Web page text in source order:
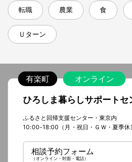
転職 農業 食
Ｕターン
有楽町 オンライン
ひろしま暮らしサポートセ
ふるさと回帰支援センター・東京内
10:00-18:00（月・祝日・ＧＷ・夏季休
相談予約フォーム
（オンライン・対面・電話）